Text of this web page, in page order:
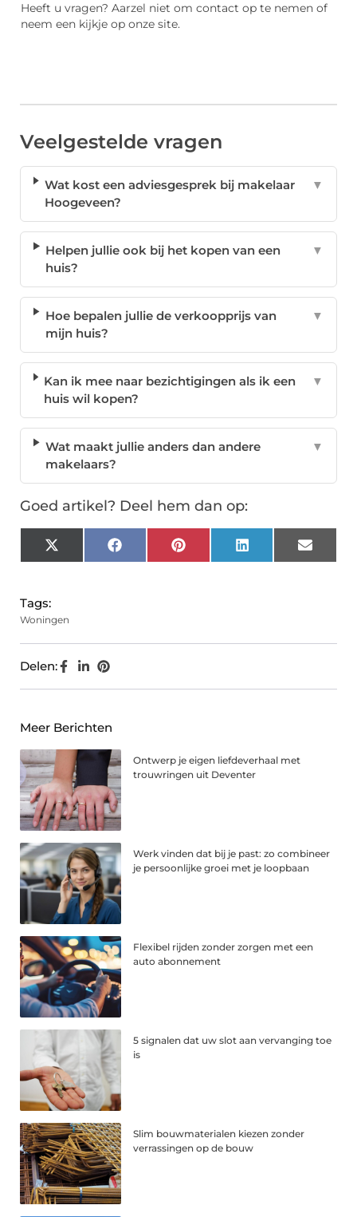
Heeft u vragen? Aarzel niet om contact op te nemen of
neem een kijkje op onze site.
Veelgestelde vragen
Wat kost een adviesgesprek bij makelaar
Hoogeveen?
▼
Helpen jullie ook bij het kopen van een
huis?
▼
Hoe bepalen jullie de verkoopprijs van
mijn huis?
▼
Kan ik mee naar bezichtigingen als ik een
huis wil kopen?
▼
Wat maakt jullie anders dan andere
makelaars?
▼
Goed artikel? Deel hem dan op:
X
(Twitter)
FacebookPinterest LinkedIn Email
Tags:
Woningen
Delen:
Meer Berichten
Ontwerp je eigen liefdeverhaal met
trouwringen uit Deventer
Werk vinden dat bij je past: zo combineer
je persoonlijke groei met je loopbaan
Flexibel rijden zonder zorgen met een
auto abonnement
5 signalen dat uw slot aan vervanging toe
is
Slim bouwmaterialen kiezen zonder
verrassingen op de bouw